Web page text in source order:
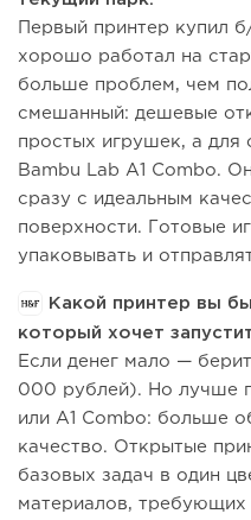
Первый принтер купил
хорошо работал на
больше проблем, чем
смешанный: дешевые
простых игрушек, а для
Bambu Lab A1 Combo.
сразу с идеальным
поверхности. Готовые
упаковывать и
Какой принтер вы
который хочет
Если денег мало —
000 рублей). Но лучше
или A1 Combo: больше
качество. Открытые
базовых задач в один
материалов, требующих